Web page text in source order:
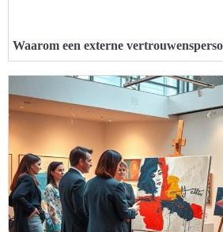
Waarom een externe